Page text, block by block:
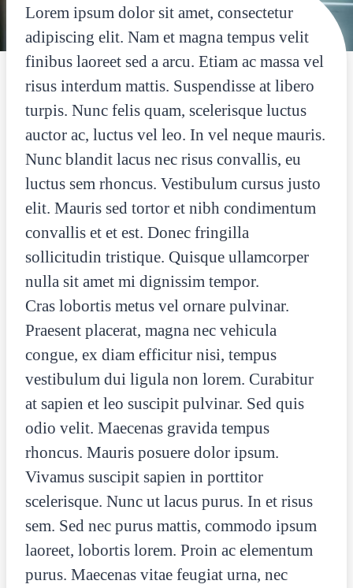
Lorem ipsum dolor sit amet, consectetur
adipiscing elit. Nam et magna tempus velit
finibus laoreet sed a arcu. Etiam ac massa vel
risus interdum mattis. Suspendisse at libero
turpis. Nunc felis quam, scelerisque luctus
auctor ac, luctus vel leo. In vel neque mauris.
Nunc blandit lacus nec risus convallis, eu
luctus sem rhoncus. Vestibulum cursus justo
elit. Mauris sed tortor et nibh condimentum
convallis et et est. Donec fringilla
sollicitudin tristique. Quisque ullamcorper
nulla sit amet mi dignissim tempor.
Cras lobortis metus vel ornare pulvinar.
Praesent placerat, magna nec vehicula
congue, ex diam efficitur nisi, tempus
vestibulum dui ligula non lorem. Curabitur
at sapien et leo suscipit pulvinar. Sed quis
odio velit. Maecenas gravida tempus
rhoncus. Mauris posuere dolor ipsum.
Vivamus suscipit sapien in porttitor
scelerisque. Nunc ut lacus purus. In et risus
sem. Sed nec purus mattis, commodo ipsum
laoreet, lobortis lorem. Proin ac elementum
purus. Maecenas vitae feugiat urna, nec